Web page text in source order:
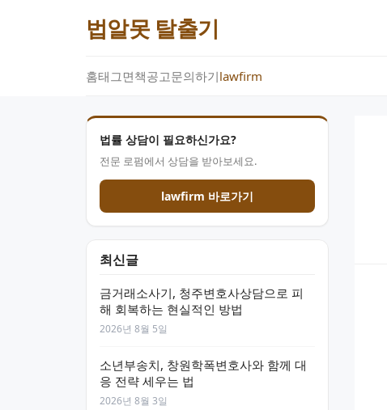
법알못 탈출기
홈태그면책공고문의하기lawfirm
법률 상담이 필요하신가요?
전문 로펌에서 상담을 받아보세요.
lawfirm 바로가기
최신글
금거래소사기, 청주변호사상담으로 피
해 회복하는 현실적인 방법
2026년 8월 5일
소년부송치, 창원학폭변호사와 함께 대
응 전략 세우는 법
2026년 8월 3일